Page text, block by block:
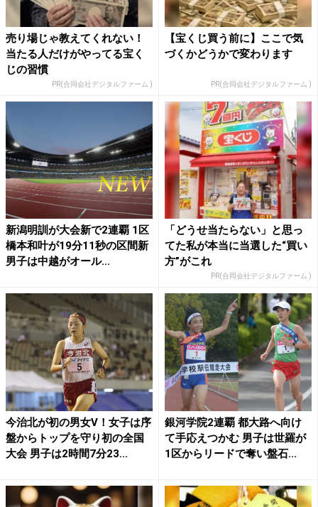
売り場じゃ教えてくれない！
当たる人だけがやってる宝く
じの習慣
PR(合同会社デジタルファーム )
【宝くじ買う前に】ここで気
づくかどうかで変わります
PR(合同会社デジタルファーム )
新潟明訓が大会新で2連覇 1区
橋本和叶が19分11秒の区間新
男子は中越がオール...
「どうせ当たらない」と思っ
てた私が本当に当選した“買い
方”がこれ
PR(合同会社デジタルファーム )
今治北が初の男女V！女子は序
盤からトップを守り初の全国
大会 男子は2時間7分23...
銀河学院2連覇 都大路へ向け
て手応えつかむ 男子は世羅が
1区からリードで奪い盤石...